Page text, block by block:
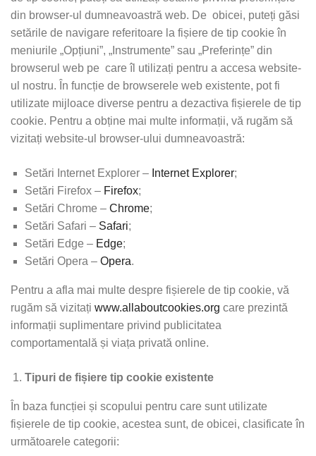
din browser-ul dumneavoastră web. De obicei, puteți găsi
setările de navigare referitoare la fișiere de tip cookie în
meniurile „Opțiuni”, „Instrumente” sau „Preferințe” din
browserul web pe care îl utilizați pentru a accesa website-
ul nostru. În funcție de browserele web existente, pot fi
utilizate mijloace diverse pentru a dezactiva fișierele de tip
cookie. Pentru a obține mai multe informații, vă rugăm să
vizitați website-ul browser-ului dumneavoastră:
Setări Internet Explorer – Internet Explorer;
Setări Firefox – Firefox;
Setări Chrome – Chrome;
Setări Safari – Safari;
Setări Edge – Edge;
Setări Opera – Opera.
Pentru a afla mai multe despre fișierele de tip cookie, vă
rugăm să vizitați www.allaboutcookies.org care prezintă
informații suplimentare privind publicitatea
comportamentală și viața privată online.
Tipuri de fișiere tip cookie existente
În baza funcției și scopului pentru care sunt utilizate
fișierele de tip cookie, acestea sunt, de obicei, clasificate în
următoarele categorii: